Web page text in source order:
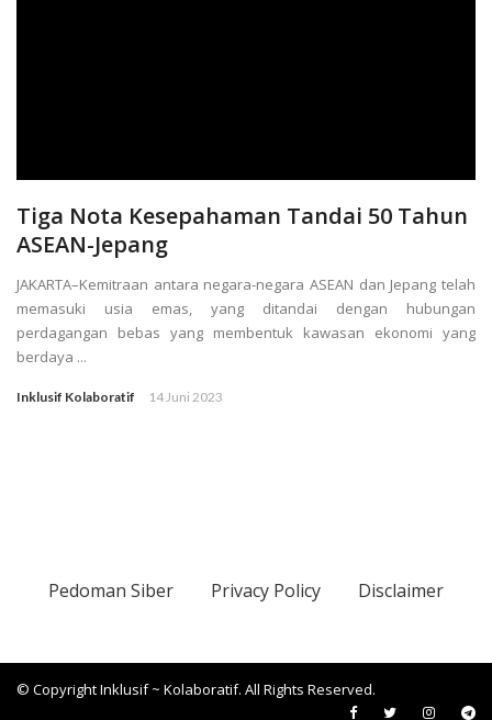
Tiga Nota Kesepahaman Tandai 50 Tahun
ASEAN-Jepang
JAKARTA–Kemitraan antara negara-negara ASEAN dan Jepang telah
memasuki usia emas, yang ditandai dengan hubungan
perdagangan bebas yang membentuk kawasan ekonomi yang
berdaya ...
Inklusif Kolaboratif 14 Juni 2023
Pedoman Siber Privacy Policy Disclaimer
© Copyright Inklusif ~ Kolaboratif. All Rights Reserved.